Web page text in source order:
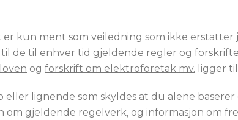
kun ment som veiledning som ikke erstatter
de til enhver tid gjeldende regler og
og forskrift om elektroforetak mv. ligger
eller lignende som skyldes at du alene
om gjeldende regelverk, og informasjon om